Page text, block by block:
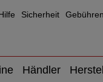
Sicherheit Gebühren
Händler